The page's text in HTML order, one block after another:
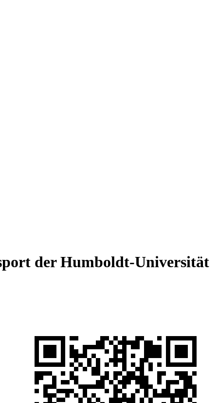
der Humboldt-Universität